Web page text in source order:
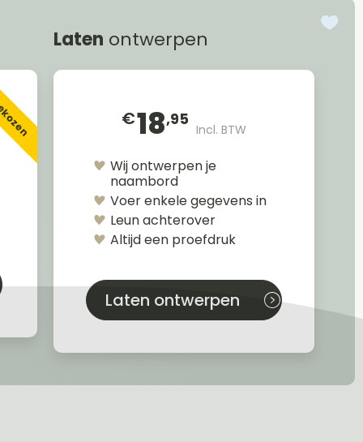
Laten ontwerpen
€18,95
Incl. BTW
Wij ontwerpen je
naambord
Voer enkele gegevens in
Leun achterover
Altijd een proefdruk
Laten ontwerpen